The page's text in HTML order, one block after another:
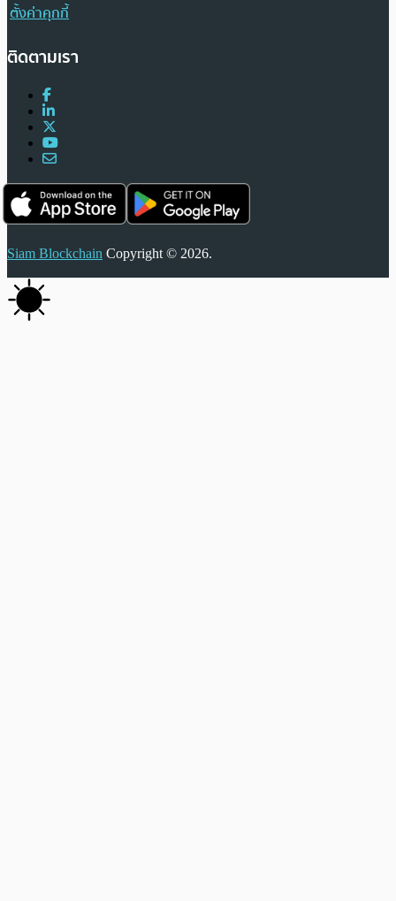
ตั้งค่าคุกกี้
ติดตามเรา
Siam Blockchain Copyright © 2026.